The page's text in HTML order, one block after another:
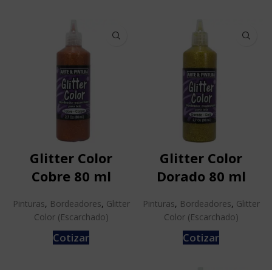
Glitter Color
Cobre 80 ml
Pinturas, Bordeadores, Glitter
Color (Escarchado)
Cotizar
Glitter Color
Dorado 80 ml
Pinturas, Bordeadores, Glitter
Color (Escarchado)
Cotizar